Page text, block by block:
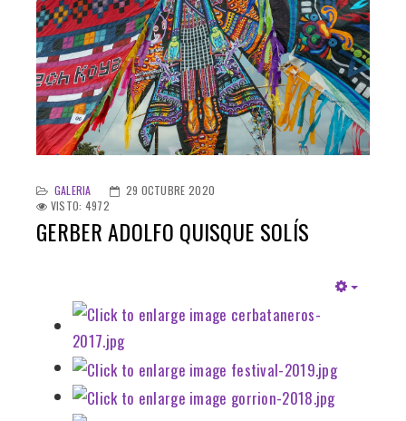
GALERIA
29 OCTUBRE 2020
VISTO: 4972
GERBER ADOLFO QUISQUE SOLÍS